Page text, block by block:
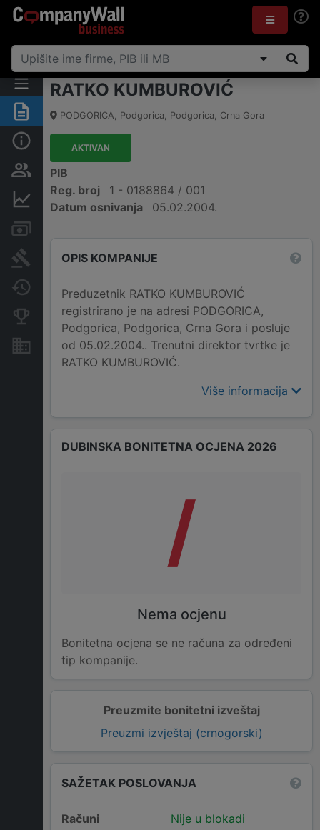
Sažetak
Osobe i vlasništvo
Finansijski podaci
Arhiva sudskih objava
Promjene
Konkurentne kompanije
Nekretnine i imovina
RATKO KUMBUROVIĆ
PODGORICA, Podgorica, Podgorica, Crna Gora
AKTIVAN
PIB
Reg. broj
1 - 0188864 / 001
Datum osnivanja
05.02.2004.
OPIS KOMPANIJE
Preduzetnik RATKO KUMBUROVIĆ
registrirano je na adresi PODGORICA,
Podgorica, Podgorica, Crna Gora i posluje
od 05.02.2004.. Trenutni direktor tvrtke je
RATKO KUMBUROVIĆ.
Više informacija
Preuzmite bonitetni izveštaj
Preuzmi izvještaj (crnogorski)
DUBINSKA BONITETNA OCJENA 2026
/
Nema ocjenu
Bonitetna ocjena se ne računa za određeni
tip kompanije.
SAŽETAK POSLOVANJA
Računi Nije u blokadi